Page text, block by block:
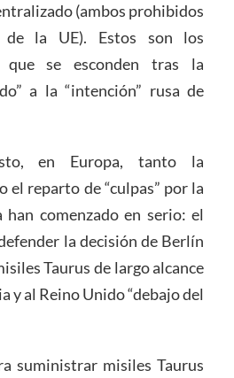
(ambos prohibidos
la UE). Estos son los
que se esconden tras la
a la “intención” rusa de
en Europa, tanto la
el reparto de “culpas” por la
han comenzado en serio: el
la decisión de Berlín
Taurus de largo alcance
y al Reino Unido “debajo del
suministrar misiles Taurus